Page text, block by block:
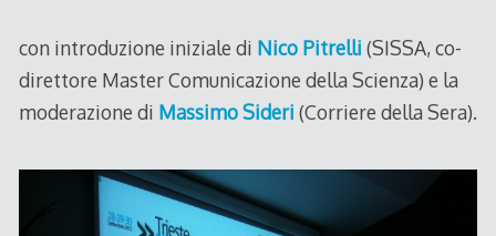
con introduzione iniziale di Nico Pitrelli (SISSA, co-
direttore Master Comunicazione della Scienza) e la
moderazione di Massimo Sideri (Corriere della Sera).